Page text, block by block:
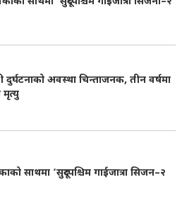
दुर्घटनाको अवस्था चिन्ताजनक, तीन वर्षमा
साथमा ‘सुदूरपश्चिम गाईजात्रा सिजन–२